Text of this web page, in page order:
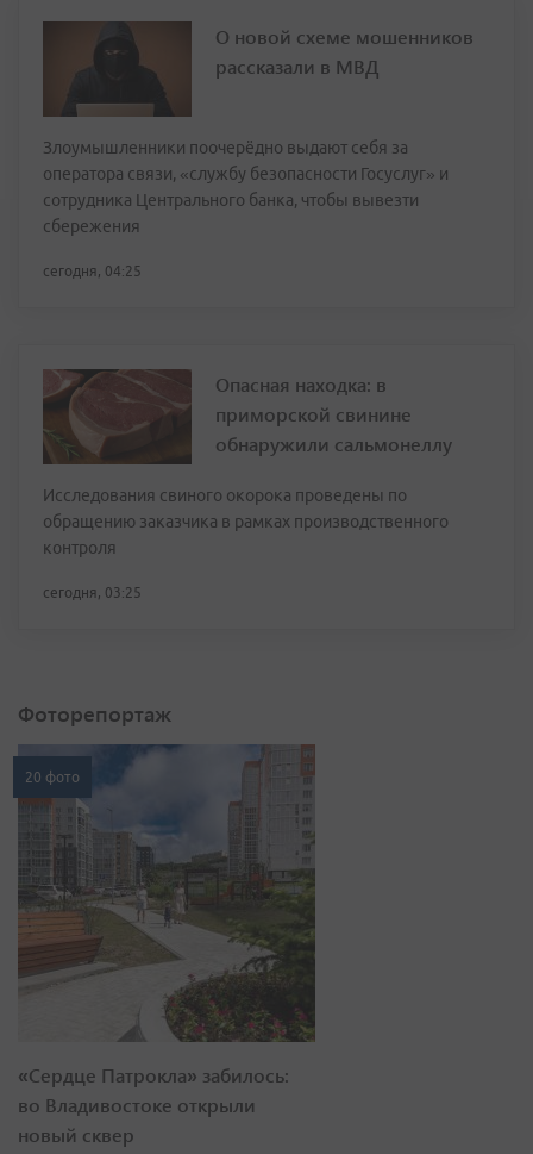
О новой схеме мошенников
рассказали в МВД
Злоумышленники поочерёдно выдают себя за
оператора связи, «службу безопасности Госуслуг» и
сотрудника Центрального банка, чтобы вывезти
сбережения
сегодня, 04:25
Опасная находка: в
приморской свинине
обнаружили сальмонеллу
Исследования свиного окорока проведены по
обращению заказчика в рамках производственного
контроля
сегодня, 03:25
Фоторепортаж
20 фото
«Сердце Патрокла» забилось:
во Владивостоке открыли
новый сквер